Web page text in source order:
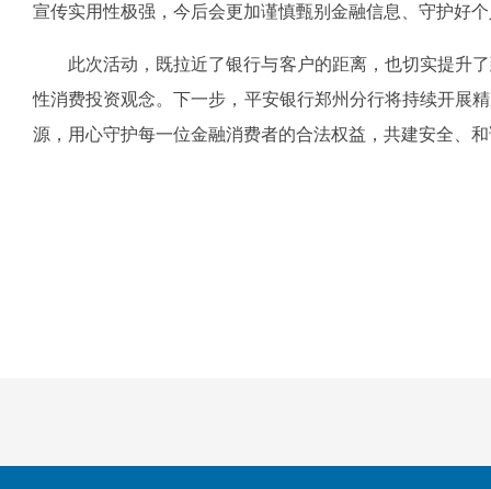
宣传实用性极强，今后会更加谨慎甄别金融信息、守护好
此次活动，既拉近了银行与客户的距离，也切实提升
性消费投资观念。下一步，平安银行郑州分行将持续开展
源，用心守护每一位金融消费者的合法权益，共建安全、